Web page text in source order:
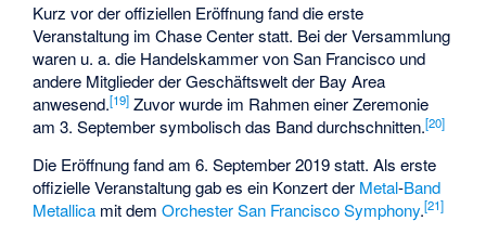
Kurz vor der offiziellen Eröffnung fand die erste
Veranstaltung im Chase Center statt. Bei der Versammlung
waren u. a. die Handelskammer von San Francisco und
andere Mitglieder der Geschäftswelt der Bay Area
anwesend.[19] Zuvor wurde im Rahmen einer Zeremonie
am 3. September symbolisch das Band durchschnitten.[20]
Die Eröffnung fand am 6. September 2019 statt. Als erste
offizielle Veranstaltung gab es ein Konzert der Metal-Band
Metallica mit demOrchester San Francisco Symphony.[21]